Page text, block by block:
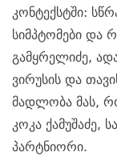
კონტექსტში:
სიმპტომები და
გამყრელიძე,
ვირუსის და
მადლობა მას,
კოკა ქამუშაძე,
პარტნიორი.